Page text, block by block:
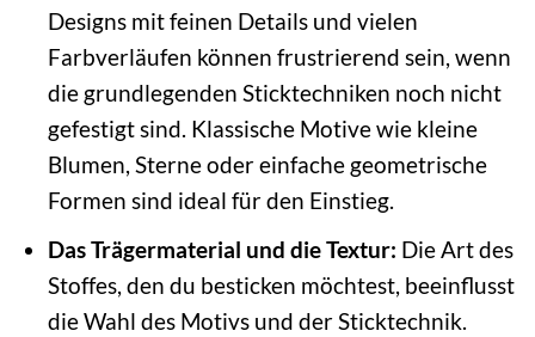
Designs mit feinen Details und vielen
Farbverläufen können frustrierend sein, wenn
die grundlegenden Sticktechniken noch nicht
gefestigt sind. Klassische Motive wie kleine
Blumen, Sterne oder einfache geometrische
Formen sind ideal für den Einstieg.
Das Trägermaterial und die Textur: Die Art des
Stoffes, den du besticken möchtest, beeinflusst
die Wahl des Motivs und der Sticktechnik.